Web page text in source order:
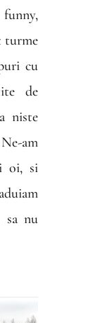
turme
cu
de
niste
am
oi, si
sa nu